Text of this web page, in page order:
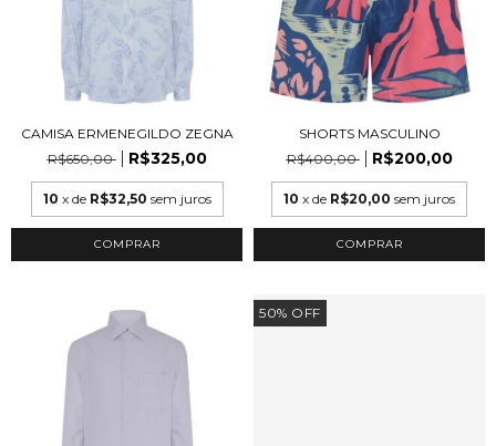
CAMISA ERMENEGILDO ZEGNA
R$650,00
R$325,00
10 x de R$32,50 sem juros
COMPRAR
SHORTS MASCULINO
R$400,00
R$200,00
10 x de R$20,00 sem juros
COMPRAR
50% OFF